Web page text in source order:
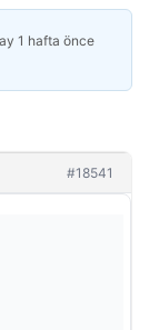
1 hafta önce
#18541